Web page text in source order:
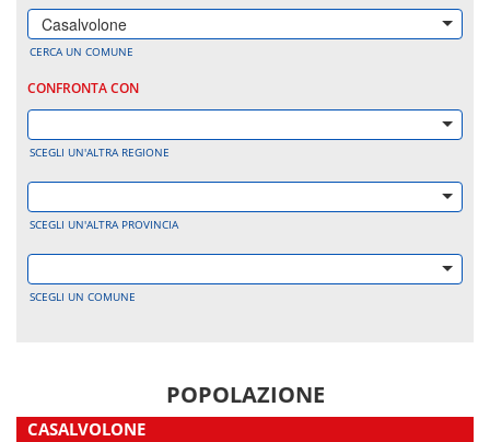
Casalvolone
CERCA UN COMUNE
CONFRONTA CON
SCEGLI UN'ALTRA REGIONE
SCEGLI UN'ALTRA PROVINCIA
SCEGLI UN COMUNE
POPOLAZIONE
CASALVOLONE